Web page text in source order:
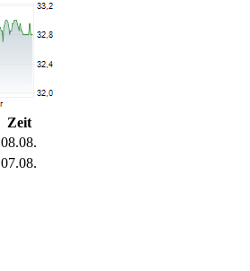
Zeit
08.08.
07.08.